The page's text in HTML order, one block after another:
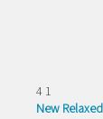
4 1
New